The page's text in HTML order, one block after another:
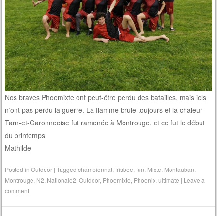
Nos braves Phoemixte ont peut-être perdu des batailles, mais iels
n’ont pas perdu la guerre. La flamme brûle toujours et la chaleur
Tarn-et-Garonneoise fut ramenée à Montrouge, et ce fut le début
du printemps.
Mathilde
Posted inOutdoor |Taggedchampionnat,frisbee,fun, Mixte, Montauban,
Montrouge, N2, Nationale2,Outdoor, Phoemixte, Phoenix,ultimate | Leave a
comment